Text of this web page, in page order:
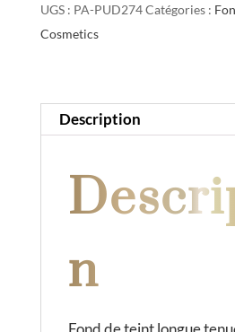
cover
foundation
UGS : PA-PUD274Catégories :
Cosmetics
Description
n